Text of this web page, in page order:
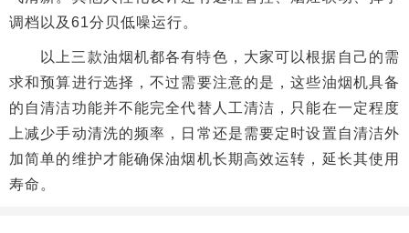
调档以及61分贝低噪运行。
以上三款油烟机都各有特色，大家可以根据自己的需
求和预算进行选择，不过需要注意的是，这些油烟机具备
的自清洁功能并不能完全代替人工清洁，只能在一定程度
上减少手动清洗的频率，日常还是需要定时设置自清洁外
加简单的维护才能确保油烟机长期高效运转，延长其使用
寿命。